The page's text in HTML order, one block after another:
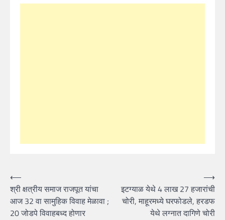
Post
navigation
⟵
श्री क्षत्रीय समाज राजपूत यांचा
आज 32 वा सामुहिक विवाह मेळावा ;
20 जोडपे विवाहबध्द होणार
इटग्याळ येथे 4 लाख 27 हजारांची
चोरी, माहूरमध्ये घरफोडले, हरडफ
येथे लग्नात दागिणे चोरी
⟶